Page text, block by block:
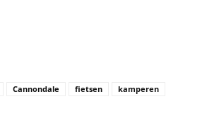
Cannondale fietsen kamperen